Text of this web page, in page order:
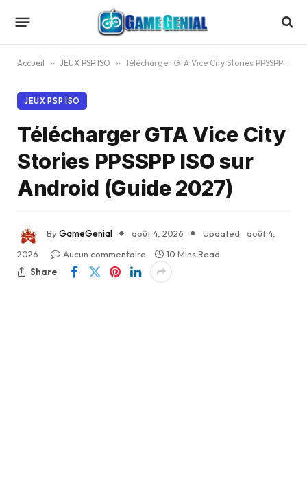
Accueil » JEUX PSP ISO » Télécharger GTA Vice City Stories PPSSPP ISO sur Android (Guide 2027)
JEUX PSP ISO
Télécharger GTA Vice City
Stories PPSSPP ISO sur
Android (Guide 2027)
ByGameGenial août 4, 2026 Updated: août 4,
2026
Aucun commentaire
10 Mins Read
Share